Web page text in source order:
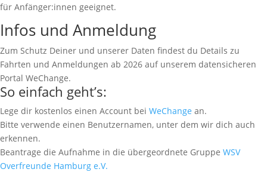
für Anfänger:innen geeignet.
Infos und Anmeldung
Zum Schutz Deiner und unserer Daten findest du Details zu
Fahrten und Anmeldungen ab 2026 auf unserem datensicheren
Portal WeChange.
So einfach geht’s:
Lege dir kostenlos einen Account bei WeChange an.
Bitte verwende einen Benutzernamen, unter dem wir dich auch
erkennen.
Beantrage die Aufnahme in die übergeordnete Gruppe WSV
Overfreunde Hamburg e.V.